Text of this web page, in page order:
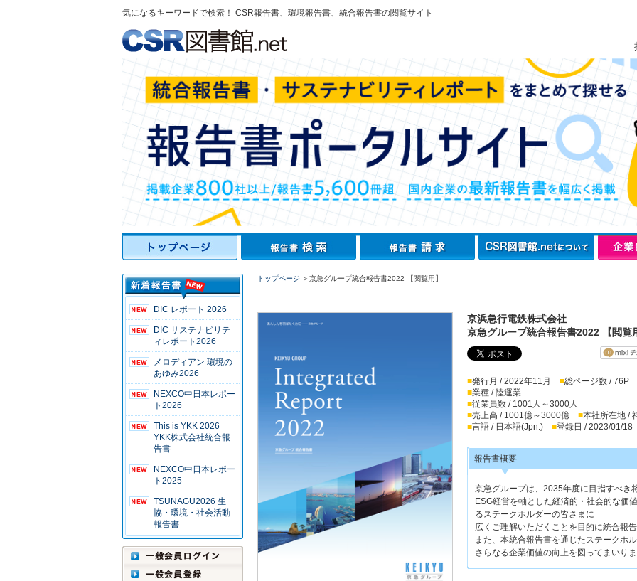
気になるキーワードで検索！ CSR報告書、環境報告書、統合報告書の閲覧サイト
DIC レポート 2026
DIC サステナビリテ
ィレポート2026
メロディアン 環境の
あゆみ2026
NEXCO中日本レポー
ト2026
This is YKK 2026
YKK株式会社統合報
告書
NEXCO中日本レポー
ト2025
TSUNAGU2026 生
協・環境・社会活動
報告書
トップページ ＞京急グループ統合報告書2022 【閲覧用】
京浜急行電鉄株式会社
京急グループ統合報告書2022 【閲覧
■発行月 / 2022年11月 ■総ページ数 / 76P
■業種 / 陸運業
■従業員数 / 1001人～3000人
■売上高 / 1001億～3000億 ■本社所在地 /
■言語 / 日本語(Jpn.) ■登録日 / 2023/01/18
報告書概要
京急グループは、2035年度に目指すべき
ESG経営を軸とした経済的・社会的な価
るステークホルダーの皆さまに
広くご理解いただくことを目的に統合報
また、本統合報告書を通じたステークホ
さらなる企業価値の向上を図ってまいりま